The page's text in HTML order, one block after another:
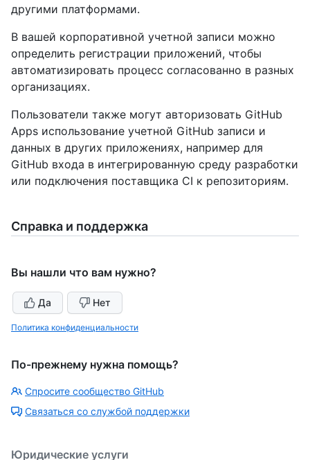
другими платформами.
В вашей корпоративной учетной записи можно
определить регистрации приложений, чтобы
автоматизировать процесс согласованно в разных
организациях.
Пользователи также могут авторизовать GitHub
Apps использование учетной GitHub записи и
данных в других приложениях, например для
GitHub входа в интегрированную среду разработки
или подключения поставщика CI к репозиториям.
Справка и поддержка
Вы нашли что вам нужно?
Да Нет
Политика конфиденциальности
По-прежнему нужна помощь?
Спросите сообщество GitHub
Связаться со службой поддержки
Юридические услуги